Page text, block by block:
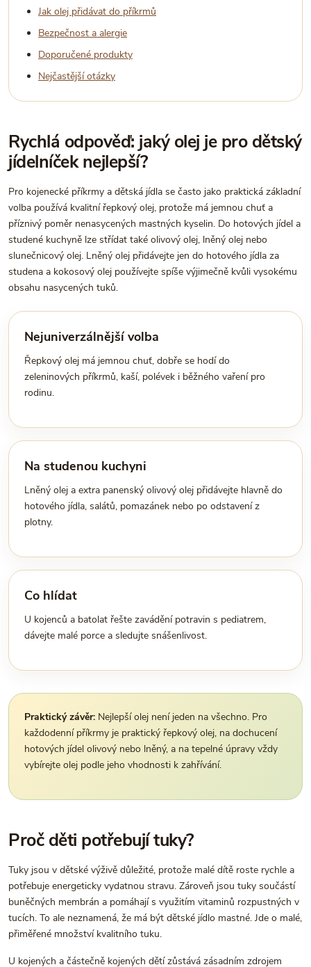
Jak olej přidávat do příkrmů
Bezpečnost a alergie
Doporučené produkty
Nejčastější otázky
Rychlá odpověď: jaký olej je pro dětský
jídelníček nejlepší?
Pro kojenecké příkrmy a dětská jídla se často jako praktická základní
volba používá kvalitní řepkový olej, protože má jemnou chuť a
příznivý poměr nenasycených mastných kyselin. Do hotových jídel a
studené kuchyně lze střídat také olivový olej, lněný olej nebo
slunečnicový olej. Lněný olej přidávejte jen do hotového jídla za
studena a kokosový olej používejte spíše výjimečně kvůli vysokému
obsahu nasycených tuků.
Nejuniverzálnější volba
Řepkový olej má jemnou chuť, dobře se hodí do
zeleninových příkrmů, kaší, polévek i běžného vaření pro
rodinu.
Na studenou kuchyni
Lněný olej a extra panenský olivový olej přidávejte hlavně do
hotového jídla, salátů, pomazánek nebo po odstavení z
plotny.
Co hlídat
U kojenců a batolat řešte zavádění potravin s pediatrem,
dávejte malé porce a sledujte snášenlivost.
Praktický závěr: Nejlepší olej není jeden na všechno. Pro
každodenní příkrmy je praktický řepkový olej, na dochucení
hotových jídel olivový nebo lněný, a na tepelné úpravy vždy
vybírejte olej podle jeho vhodnosti k zahřívání.
Proč děti potřebují tuky?
Tuky jsou v dětské výživě důležité, protože malé dítě roste rychle a
potřebuje energeticky vydatnou stravu. Zároveň jsou tuky součástí
buněčných membrán a pomáhají s využitím vitaminů rozpustných v
tucích. To ale neznamená, že má být dětské jídlo mastné. Jde o malé,
přiměřené množství kvalitního tuku.
U kojených a částečně kojených dětí zůstává zásadním zdrojem